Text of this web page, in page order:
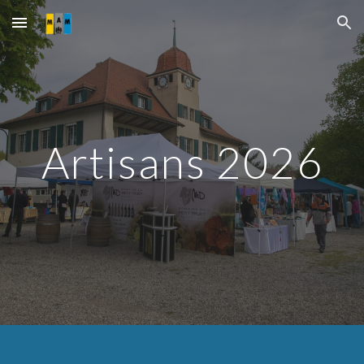
Skip to main content Skip to navigation
Artisans 2026